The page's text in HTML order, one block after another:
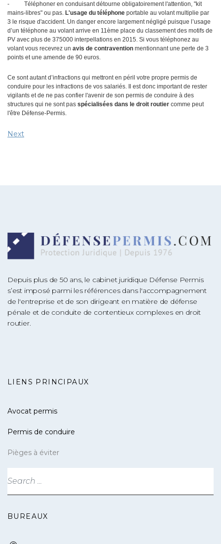
- Téléphoner en conduisant détourne obligatoirement l'attention, "kit
mains-libres" ou pas. L'usage du téléphone portable au volant multiplie par
3 le risque d'accident. Un danger encore largement négligé puisque l’usage
d’un téléphone au volant arrive en 11ème place du classement des motifs de
PV avec plus de 375000 interpellations en 2015. Si vous téléphonez au
volant vous recevrez un avis de contravention mentionnant une perte de 3
points et une amende de 90 euros.
Ce sont autant d’infractions qui mettront en péril votre propre permis de
conduire pour les infractions de vos salariés. Il est donc important de rester
vigilants et de ne pas confier l'avenir de son permis de conduire à des
structures qui ne sont pas spécialisées dans le droit routier comme peut
l'être Défense-Permis.
Next
Depuis plus de 50 ans, le cabinet juridique Défense Permis
s’est imposé parmi les références dans l'accompagnement
de l'entreprise et de son dirigeant en matière de défense
pénale et de conduite de contentieux complexes en droit
routier.
LIENS PRINCIPAUX
Avocat permis
Permis de conduire
Pièges à éviter
BUREAUX